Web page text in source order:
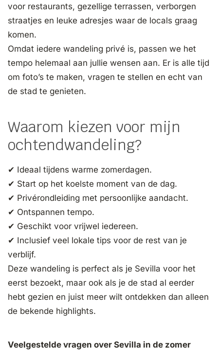
voor restaurants, gezellige terrassen, verborgen
straatjes en leuke adresjes waar de locals graag
komen.
Omdat iedere wandeling privé is, passen we het
tempo helemaal aan jullie wensen aan. Er is alle tijd
om foto’s te maken, vragen te stellen en echt van
de stad te genieten.
Waarom kiezen voor mijn
ochtendwandeling?
✔ Ideaal tijdens warme zomerdagen.
✔ Start op het koelste moment van de dag.
✔ Privérondleiding met persoonlijke aandacht.
✔ Ontspannen tempo.
✔ Geschikt voor vrijwel iedereen.
✔ Inclusief veel lokale tips voor de rest van je
verblijf.
Deze wandeling is perfect als je Sevilla voor het
eerst bezoekt, maar ook als je de stad al eerder
hebt gezien en juist meer wilt ontdekken dan alleen
de bekende highlights.
Veelgestelde vragen over Sevilla in de zomer